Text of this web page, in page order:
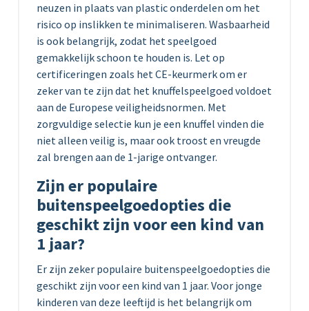
neuzen in plaats van plastic onderdelen om het
risico op inslikken te minimaliseren. Wasbaarheid
is ook belangrijk, zodat het speelgoed
gemakkelijk schoon te houden is. Let op
certificeringen zoals het CE-keurmerk om er
zeker van te zijn dat het knuffelspeelgoed voldoet
aan de Europese veiligheidsnormen. Met
zorgvuldige selectie kun je een knuffel vinden die
niet alleen veilig is, maar ook troost en vreugde
zal brengen aan de 1-jarige ontvanger.
Zijn er populaire
buitenspeelgoedopties die
geschikt zijn voor een kind van
1 jaar?
Er zijn zeker populaire buitenspeelgoedopties die
geschikt zijn voor een kind van 1 jaar. Voor jonge
kinderen van deze leeftijd is het belangrijk om